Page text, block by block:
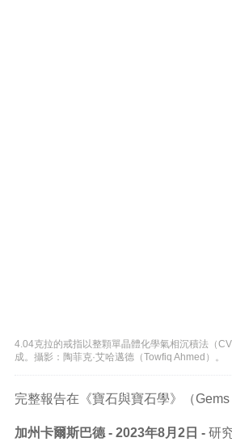
4.04克拉的戒指以整顆單晶體化學氣相沉積法（
成。攝影：陶菲克·艾哈邁德（Towfiq Ahmed）。
完整報告在《寶石與寶石學》（
加州卡爾斯巴德 - 2023年8月2日 - 研